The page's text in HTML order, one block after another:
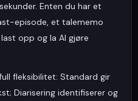
Enten du har et
episode, et talememo
opp og la AI gjøre
fleksibilitet: Standard gir
Diarisering identifiserer og